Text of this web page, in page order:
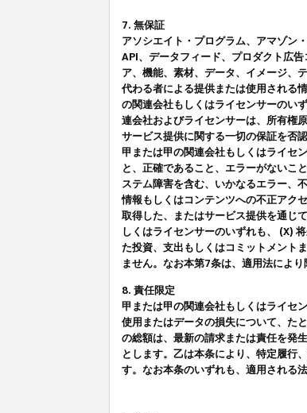
7. 無保証
アソシエイト・プログラム、アマゾ
API、データフィード、プロダクト広
ア、機能、素材、データ、イメージ、
代わる者による提供または使用される
の関連会社もしくはライセンサーのい
連会社およびライセンサーは、所有権
サービス提供に関する一切の保証を否
甲または甲の関連会社もしくはライセ
と、正確であること、エラーがないこ
ステム障害を含む、いかなるエラー、
情報もしくはコンテンツへの不正アク
取得した、またはサービス提供を通じ
しくはライセンサーのいずれも、 (X)
た投資、支出もしくはコミットメント
ません。なお本第7条は、適用法によ
8. 責任限定
甲または甲の関連会社もしくはライセ
使用またはデータの損失について、た
の総額は、最新の請求または責任を発
とします。乙は本条により、特定履行
す。なお本条のいずれも、適用される